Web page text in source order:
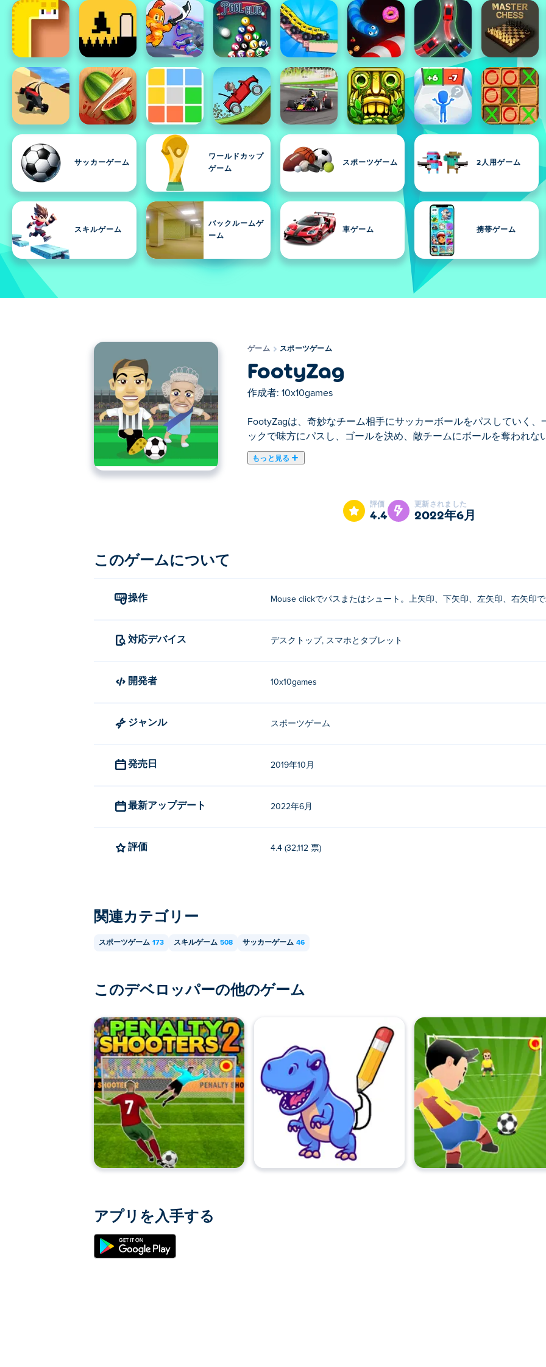
サッカーゲーム
ワールドカップ
ゲーム
スポーツゲーム 2人用ゲーム
スキルゲーム
バックルームゲ
ーム
車ゲーム 携帯ゲーム
ゲーム スポーツゲーム
FootyZag
作成者: 10x10games
FootyZagは、奇妙なチーム相手にサッカーボールをパスしていく、
ックで味方にパスし、ゴールを決め、敵チームにボールを奪われな
もっと見る
ここでFootyZag. FootyZagはスポーツゲームのおすすめゲームです。
評価
4.4
更新されました
2022年6月
このゲームについて
操作 Mouse clickでパスまたはシュート。上矢印、下矢印、左矢印、右矢印で
対応デバイス デスクトップ, スマホとタブレット
開発者 10x10games
ジャンル スポーツゲーム
発売日 2019年10月
最新アップデート 2022年6月
評価 4.4 (32,112 票)
関連カテゴリー
スポーツゲーム 173 スキルゲーム 508 サッカーゲーム 46
このデベロッパーの他のゲーム
アプリを入手する